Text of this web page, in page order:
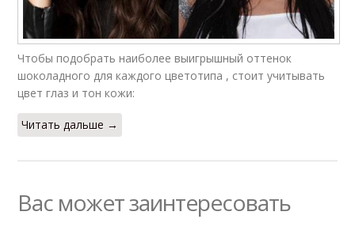
Чтобы подобрать наиболее выигрышный оттенок
шоколадного для каждого цветотипа , стоит учитывать
цвет глаз и тон кожи:
Читать дальше →
Вас может заинтересовать